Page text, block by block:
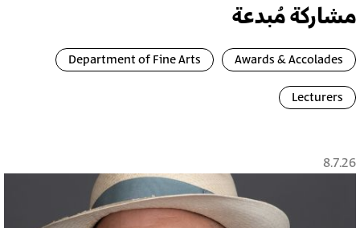
مشاركة مُبدعة
Awards & Accolades
Department of Fine Arts
Lecturers
8.7.26